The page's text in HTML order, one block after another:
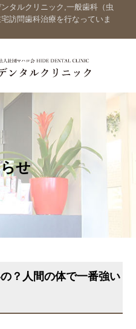
タルクリニック,一般歯科（虫
訪問歯科治療を行なっていま
せ
？人間の体で一番強い